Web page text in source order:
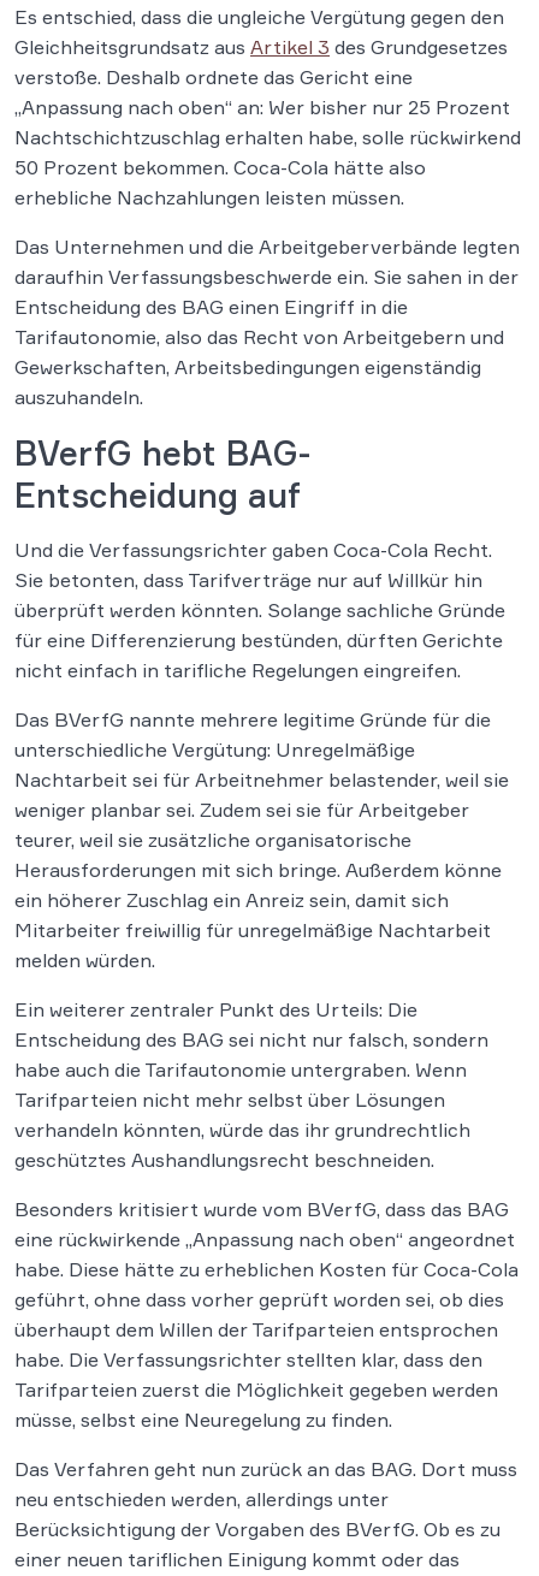
Es entschied, dass die ungleiche Vergütung gegen den
Gleichheitsgrundsatz aus Artikel 3 des Grundgesetzes
verstoße. Deshalb ordnete das Gericht eine
„Anpassung nach oben“ an: Wer bisher nur 25 Prozent
Nachtschichtzuschlag erhalten habe, solle rückwirkend
50 Prozent bekommen. Coca-Cola hätte also
erhebliche Nachzahlungen leisten müssen.
Das Unternehmen und die Arbeitgeberverbände legten
daraufhin Verfassungsbeschwerde ein. Sie sahen in der
Entscheidung des BAG einen Eingriff in die
Tarifautonomie, also das Recht von Arbeitgebern und
Gewerkschaften, Arbeitsbedingungen eigenständig
auszuhandeln.
BVerfG hebt BAG-
Entscheidung auf
Und die Verfassungsrichter gaben Coca-Cola Recht.
Sie betonten, dass Tarifverträge nur auf Willkür hin
überprüft werden könnten. Solange sachliche Gründe
für eine Differenzierung bestünden, dürften Gerichte
nicht einfach in tarifliche Regelungen eingreifen.
Das BVerfG nannte mehrere legitime Gründe für die
unterschiedliche Vergütung: Unregelmäßige
Nachtarbeit sei für Arbeitnehmer belastender, weil sie
weniger planbar sei. Zudem sei sie für Arbeitgeber
teurer, weil sie zusätzliche organisatorische
Herausforderungen mit sich bringe. Außerdem könne
ein höherer Zuschlag ein Anreiz sein, damit sich
Mitarbeiter freiwillig für unregelmäßige Nachtarbeit
melden würden.
Ein weiterer zentraler Punkt des Urteils: Die
Entscheidung des BAG sei nicht nur falsch, sondern
habe auch die Tarifautonomie untergraben. Wenn
Tarifparteien nicht mehr selbst über Lösungen
verhandeln könnten, würde das ihr grundrechtlich
geschütztes Aushandlungsrecht beschneiden.
Besonders kritisiert wurde vom BVerfG, dass das BAG
eine rückwirkende „Anpassung nach oben“ angeordnet
habe. Diese hätte zu erheblichen Kosten für Coca-Cola
geführt, ohne dass vorher geprüft worden sei, ob dies
überhaupt dem Willen der Tarifparteien entsprochen
habe. Die Verfassungsrichter stellten klar, dass den
Tarifparteien zuerst die Möglichkeit gegeben werden
müsse, selbst eine Neuregelung zu finden.
Das Verfahren geht nun zurück an das BAG. Dort muss
neu entschieden werden, allerdings unter
Berücksichtigung der Vorgaben des BVerfG. Ob es zu
einer neuen tariflichen Einigung kommt oder das